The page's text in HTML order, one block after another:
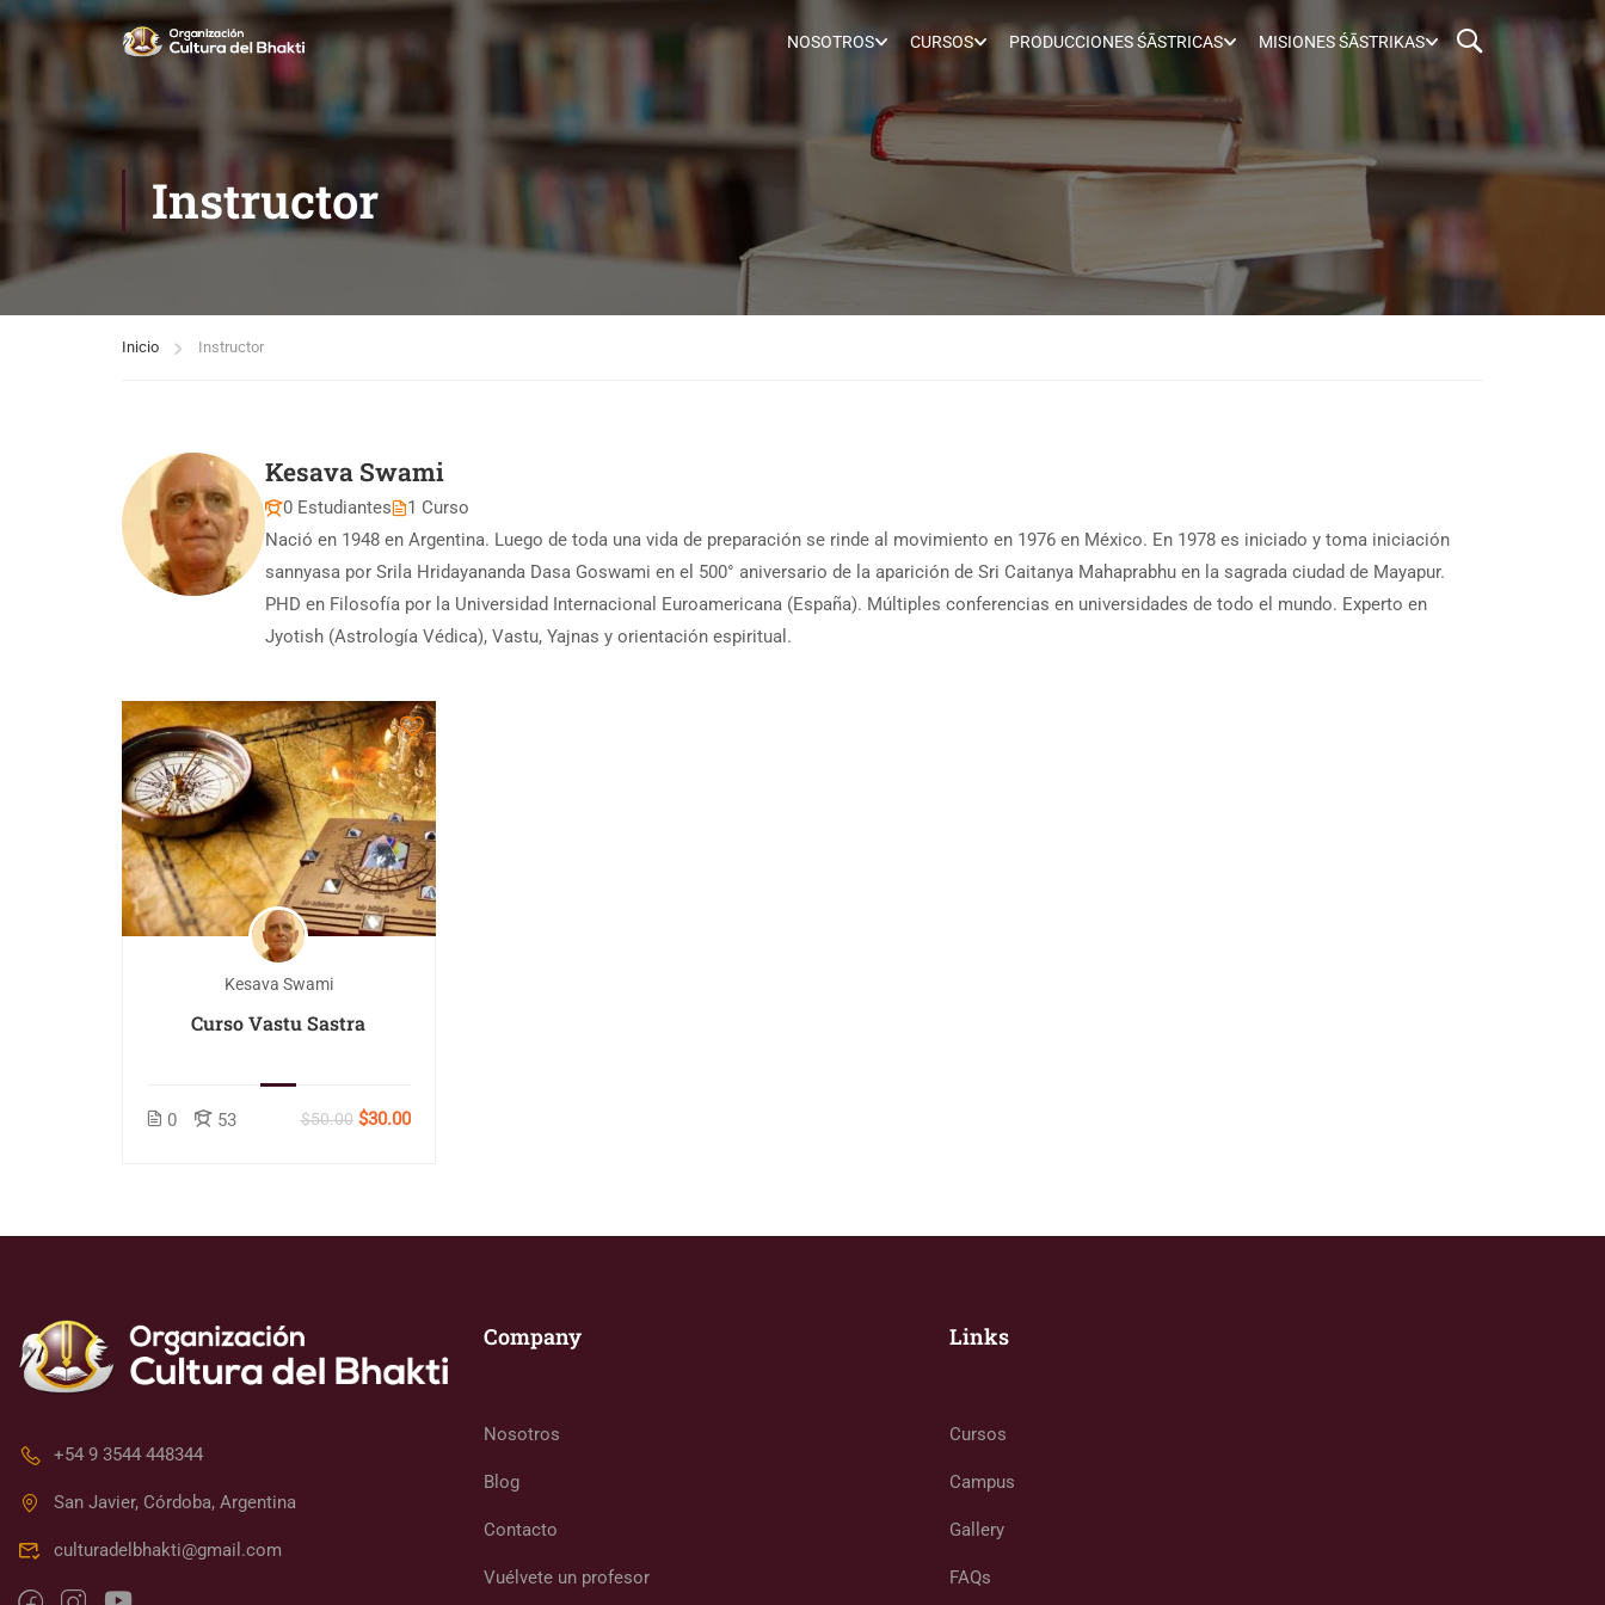
NOSOTROS CURSOS PRODUCCIONES ŚĀSTRICAS MISIONES ŚĀSTRIKAS
Instructor
Inicio Instructor
Kesava Swami
0 Estudiantes
1 Curso
Nació en 1948 en Argentina. Luego de toda una vida de preparación se rinde al movimiento en 1976 en México. En 1978 es iniciado y toma iniciación
sannyasa por Srila Hridayananda Dasa Goswami en el 500° aniversario de la aparición de Sri Caitanya Mahaprabhu en la sagrada ciudad de Mayapur.
PHD en Filosofía por la Universidad Internacional Euroamericana (España). Múltiples conferencias en universidades de todo el mundo. Experto en
Jyotish (Astrología Védica), Vastu, Yajnas y orientación espiritual.
Kesava Swami
Curso Vastu Sastra
0 53 $50.00 $30.00
+54 9 3544 448344
San Javier, Córdoba, Argentina
culturadelbhakti@gmail.com
Company
Nosotros
Blog
Contacto
Vuélvete un profesor
Links
Cursos
Campus
Gallery
FAQs